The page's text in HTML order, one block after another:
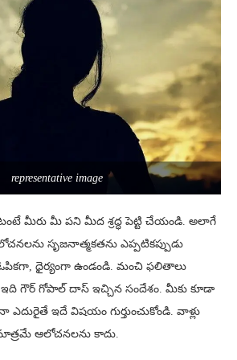
representative image
మీరు మీ పని మీద శ్రద్ధ పెట్టి చేయండి. అలాగే
సృజనాత్మకతను ఎప్పటికప్పుడు
ఓపికగా, ధైర్యంగా ఉండండి. మంచి ఫలితాలు
గౌర్ గోపాల్ దాస్ ఇచ్చిన సందేశం. మీకు కూడా
ఎదురైతే ఇదే విషయం గుర్తుంచుకోండి. వాళ్లు
ఆలోచనలను కాదు.